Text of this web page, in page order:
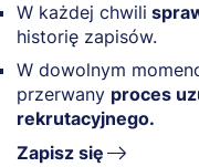
W każdej chwili
historię zapisów.
W dowolnym
przerwany proces
rekrutacyjnego.
Zapisz się